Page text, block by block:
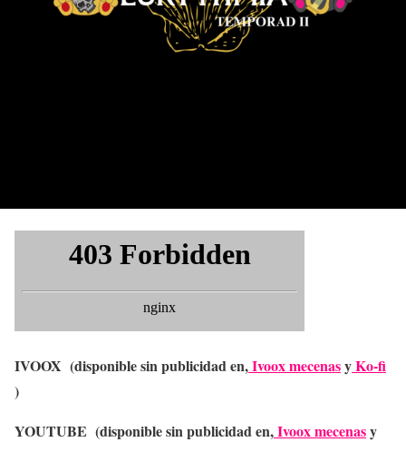
IVOOX (disponible sin publicidad en,Ivoox mecenasyKo-fi
)
YOUTUBE (disponible sin publicidad en,Ivoox mecenasy